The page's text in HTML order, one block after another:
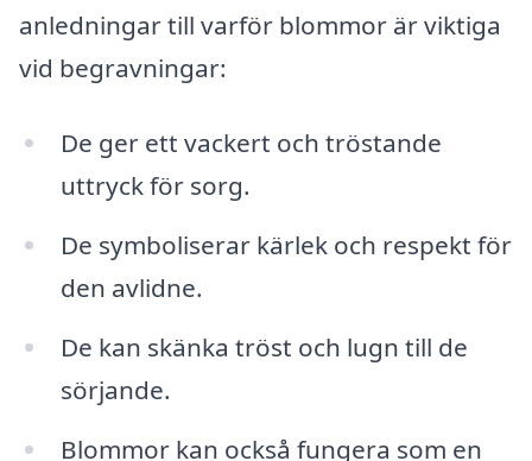
anledningar till varför blommor är viktiga
vid begravningar:
De ger ett vackert och tröstande
uttryck för sorg.
De symboliserar kärlek och respekt för
den avlidne.
De kan skänka tröst och lugn till de
sörjande.
Blommor kan också fungera som en